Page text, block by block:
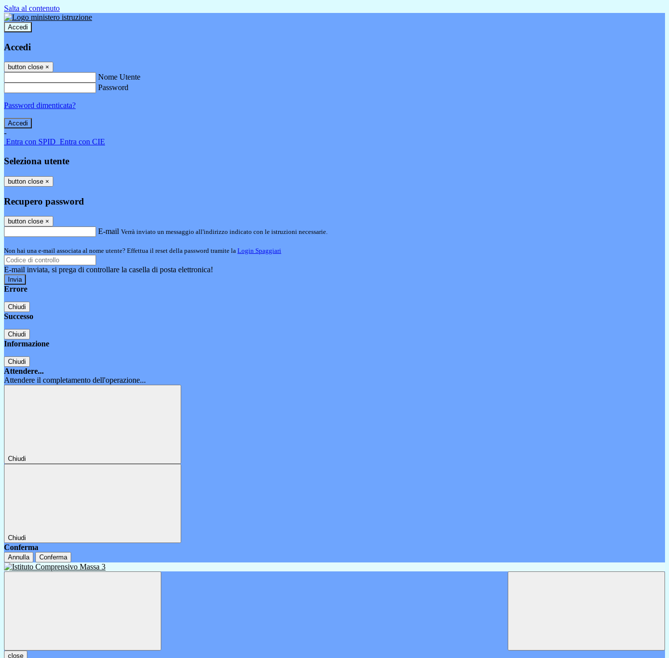
Salta al contenuto
Accedi
Accedi
button close ×
Nome Utente
Password
Password dimenticata?
-
Entra con SPID Entra con CIE
Seleziona utente
button close ×
Recupero password
button close ×
E-mail Verrà inviato un messaggio all'indirizzo indicato con le istruzioni necessarie.
Non hai una e-mail associata al nome utente? Effettua il reset della password tramite la Login Spaggiari
E-mail inviata, si prega di controllare la casella di posta elettronica!
Errore
Chiudi
Successo
Chiudi
Informazione
Chiudi
Attendere...
Attendere il completamento dell'operazione...
Chiudi
Chiudi
Conferma
Annulla Conferma
close